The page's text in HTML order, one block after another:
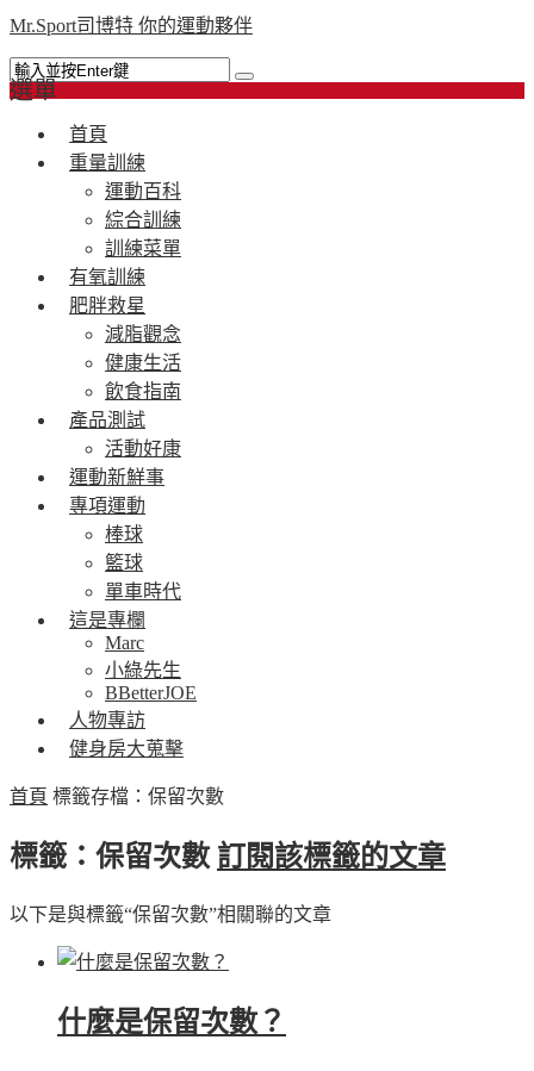
Mr.Sport司博特 你的運動夥伴
選單
首頁
重量訓練
運動百科
綜合訓練
訓練菜單
有氧訓練
肥胖救星
減脂觀念
健康生活
飲食指南
產品測試
活動好康
運動新鮮事
專項運動
棒球
籃球
單車時代
這是專欄
Marc
小綠先生
BBetterJOE
人物專訪
健身房大蒐擊
首頁 標籤存檔：保留次數
標籤：保留次數 訂閱該標籤的文章
以下是與標籤“保留次數”相關聯的文章
什麼是保留次數？